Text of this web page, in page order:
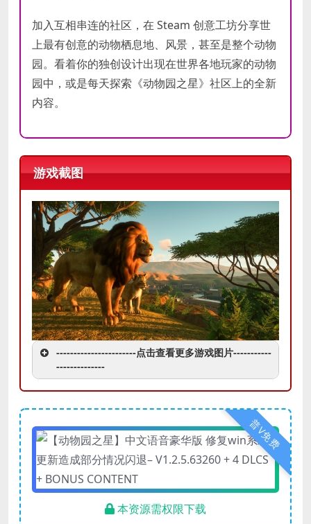
加入互相串连的社区，在 Steam 创意工坊分享世
上最有创意的动物栖息地、风景，甚至是整个动物
园。看着你的独创设计出现在世界各地玩家的动物
园中，或是每天探索《动物园之星》社区上的全新
内容。
游戏截图
-----------------------点击查看更多游戏图片-----------
--------------
普V免费
本资源需权限下载